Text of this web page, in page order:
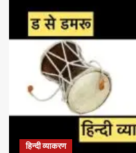
बिंदु
और
चंद्रबिंदु
का
प्रयोग..
हिन्दी व्याकरण